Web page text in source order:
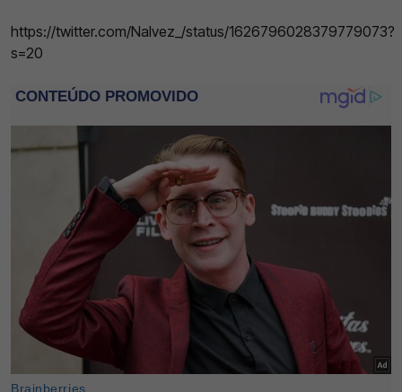
https://twitter.com/Nalvez_/status/1626796028379779073?
s=20